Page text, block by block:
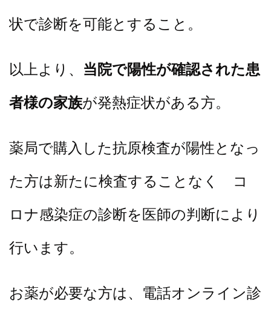
状で診断を可能とすること。
以上より、 当院で陽性が確認された患
者様の家族が発熱症状がある方。
薬局で購入した抗原検査が陽性となっ
た方は新たに検査することなく コ
ロナ感染症の診断を医師の判断により
行います。
お薬が必要な方は、電話オンライン診